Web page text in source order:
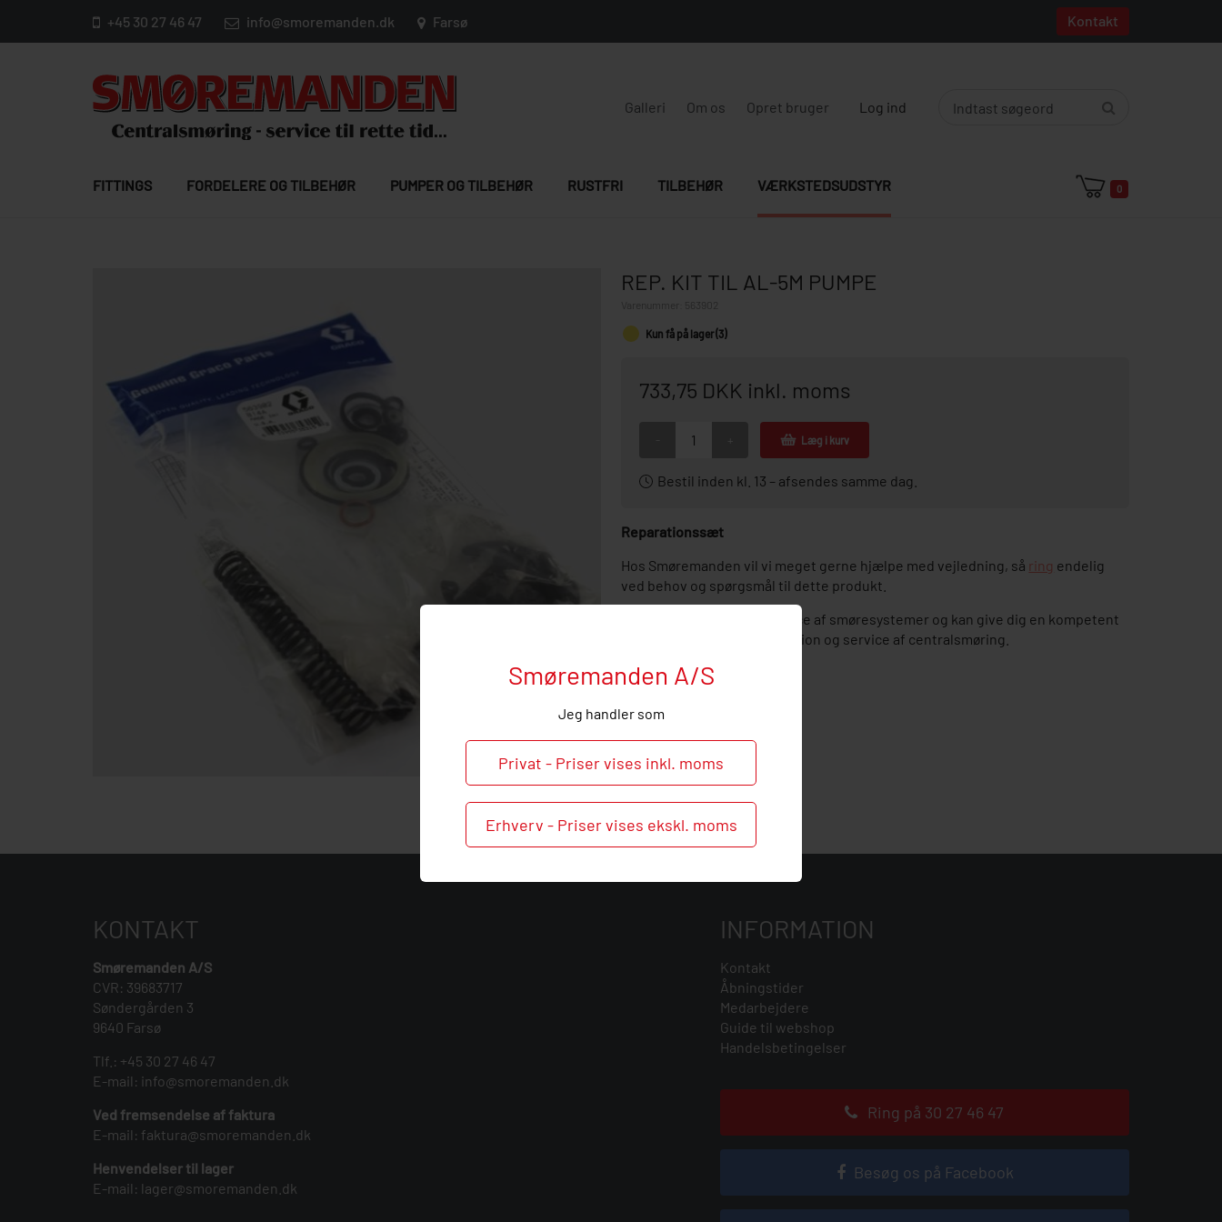
Smøremanden A/S
Jeg handler som
Privat - Priser vises inkl. moms
Erhverv - Priser vises ekskl. moms
+45 30 27 46 47 info@smoremanden.dk Farsø Kontakt
Galleri Om os Opret bruger Log ind
FITTINGS FORDELERE OG TILBEHØR PUMPER OG TILBEHØR RUSTFRI TILBEHØR VÆRKSTEDSUDSTYR 0
REP. KIT TIL AL-5M PUMPE
563902
Kun få på lager (3)
733,75 DKK inkl. moms
Læg i kurv
Bestil inden kl. 13 – afsendes samme dag.
Reparationssæt
Hos Smøremanden vil vi meget gerne hjælpe med vejledning, så ring endelig
ved behov og spørgsmål til dette produkt.
Vi tilbyder alt indenfor service af smøresystemer og kan give dig en kompetent
rådgivning indenfor installation og service af centralsmøring.
KONTAKT
Smøremanden A/S
CVR: 39683717
Søndergården 3
9640 Farsø
Tlf.: +45 30 27 46 47
E-mail: info@smoremanden.dk
Ved fremsendelse af faktura
E-mail: faktura@smoremanden.dk
Henvendelser til lager
E-mail: lager@smoremanden.dk
INFORMATION
Kontakt
Åbningstider
Medarbejdere
Guide til webshop
Handelsbetingelser
Ring på 30 27 46 47
Besøg os på Facebook